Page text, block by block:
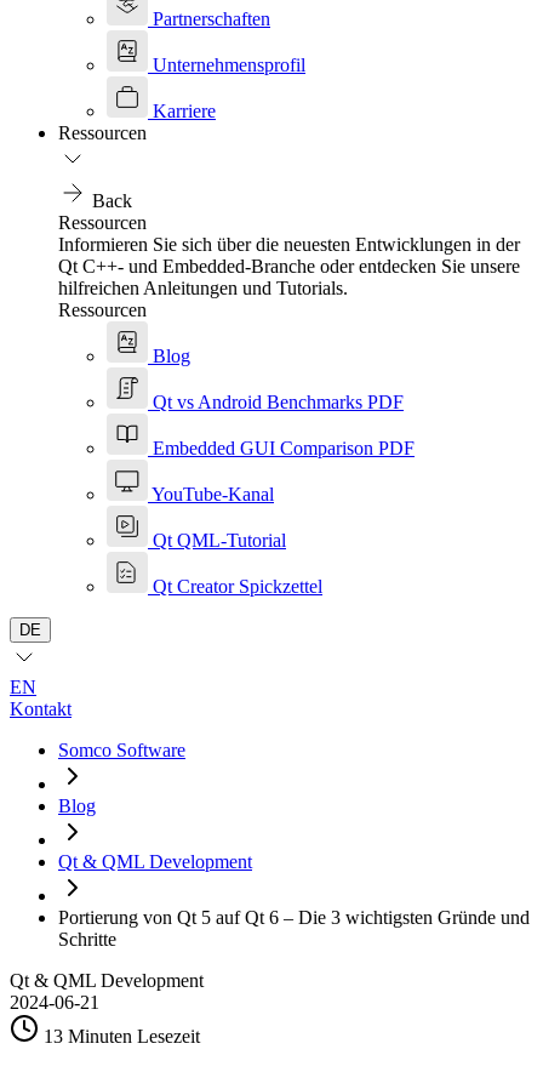
Partnerschaften
Unternehmensprofil
Karriere
Ressourcen
Back
Ressourcen
Informieren Sie sich über die neuesten Entwicklungen in der
Qt C++- und Embedded-Branche oder entdecken Sie unsere
hilfreichen Anleitungen und Tutorials.
Ressourcen
Blog
Qt vs Android Benchmarks PDF
Embedded GUI Comparison PDF
YouTube-Kanal
Qt QML-Tutorial
Qt Creator Spickzettel
DE
EN
Kontakt
Somco Software
Blog
Qt & QML Development
Portierung von Qt 5 auf Qt 6 – Die 3 wichtigsten Gründe und
Schritte
Qt & QML Development
2024-06-21
13 Minuten Lesezeit